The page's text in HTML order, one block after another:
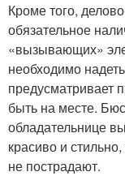
Кроме того,
обязательное
«вызывающих»
необходимо
предусматривает
быть на месте.
обладательнице
красиво и
не пострадают.